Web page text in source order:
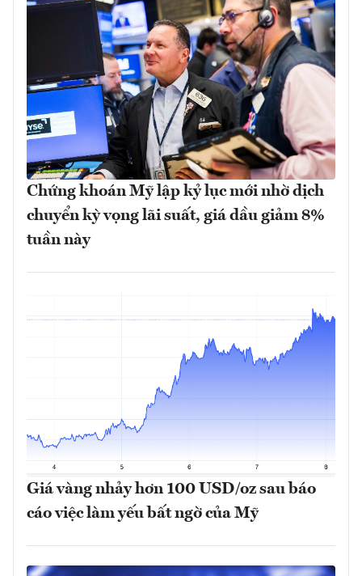
Chứng khoán Mỹ lập kỷ lục mới nhờ dịch
chuyển kỳ vọng lãi suất, giá dầu giảm 8%
tuần này
Giá vàng nhảy hơn 100 USD/oz sau báo
cáo việc làm yếu bất ngờ của Mỹ